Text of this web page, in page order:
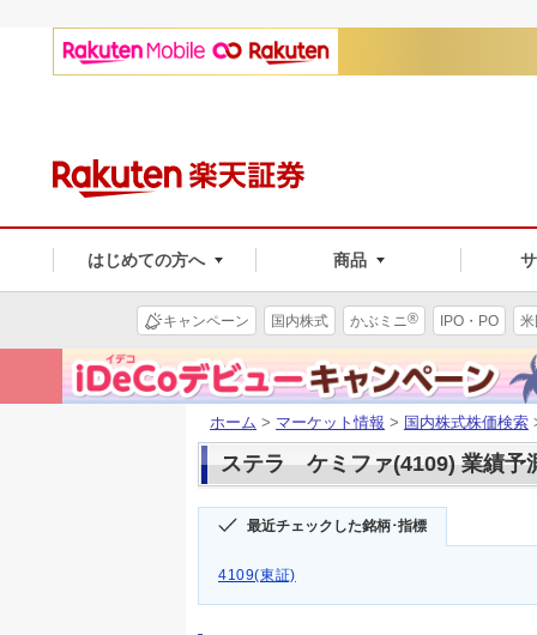
はじめての方へ 商品
キャンペーン 国内株式 かぶミニ® IPO・PO
ホーム > マーケット情報 > 国内株式株価検索
ステラ ケミファ(4109) 業績予
最近チェックした銘柄･指標
4109(東証)